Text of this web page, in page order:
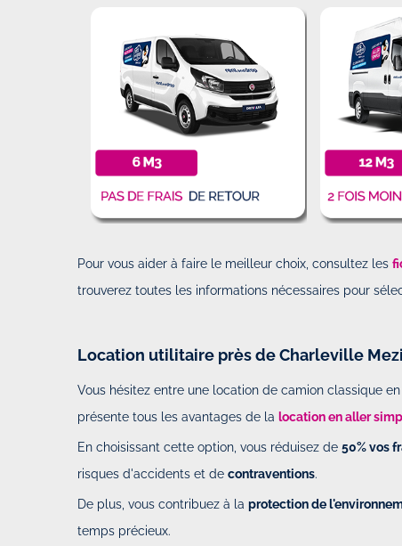
Pour vous aider à faire le meilleur choix, consultez les
trouverez toutes les informations nécessaires pour
Location utilitaire près de Charleville
Vous hésitez entre une location de camion classique
présente tous les avantages de la location en aller
En choisissant cette option, vous réduisez de 50% vos
risques d'accidents et de contraventions.
De plus, vous contribuez à la protection de
temps précieux.